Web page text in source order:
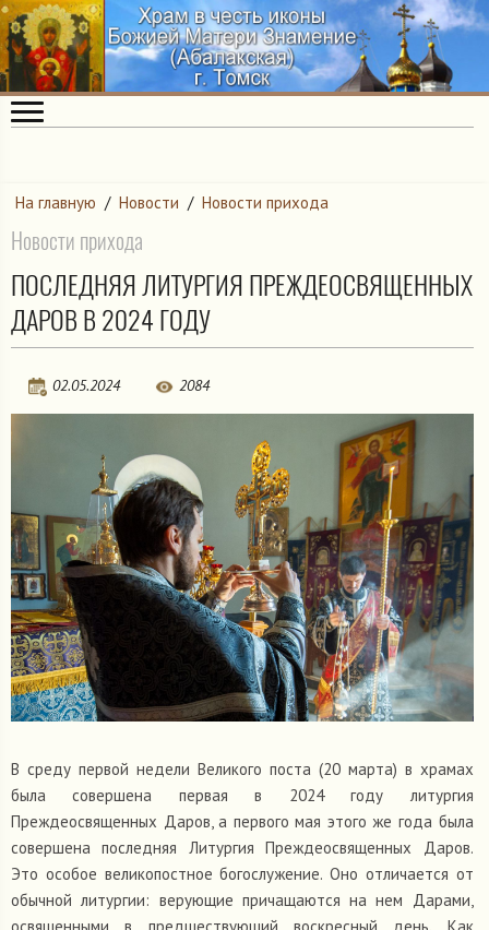
На главную / Новости / Новости прихода
Новости прихода
ПОСЛЕДНЯЯ ЛИТУРГИЯ ПРЕЖДЕОСВЯЩЕННЫХ
ДАРОВ В 2024 ГОДУ
02.05.2024 2084
В среду первой недели Великого поста (20 марта) в храмах
была совершена первая в 2024 году литургия
Преждеосвященных Даров, а первого мая этого же года была
совершена последняя Литургия Преждеосвященных Даров.
Это особое великопостное богослужение. Оно отличается от
обычной литургии: верующие причащаются на нем Дарами,
освященными в предшествующий воскресный день. Как